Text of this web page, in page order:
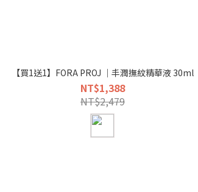
【買1送1】FORA PROJ ｜丰潤撫紋精華液 30ml
NT$1,388
NT$2,479